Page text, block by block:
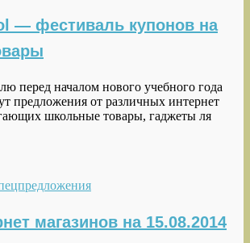
— фестиваль купонов на
перед началом нового учебного года
предложения от различных интернет
школьные товары, гаджеты ля
магазинов на 15.08.2014